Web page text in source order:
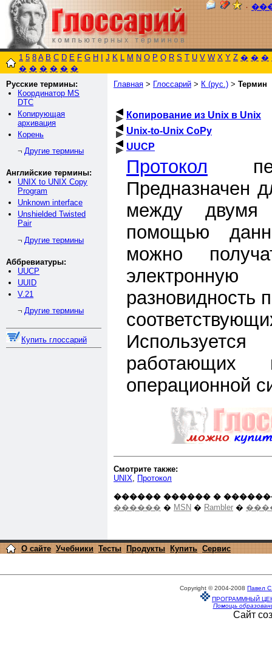
٠
1 5 8 A B C D E F G H J K L M N O P Q R S T U V W X Y Z � � �
� � � � � �
Русские термины:
Координатор MS
DTC
Копирующая
архивация
Корень
¬ Другие термины
Английские термины:
UNIX to UNIX Copy
Program
Unknown interface
Unshielded Twisted
Pair
¬ Другие термины
Аббревиатуры:
UUCP
UUID
V.21
¬ Другие термины
Купить глоссарий
Главная > Глоссарий > К (рус.) > Термин
Копирование из Unix в Unix
Unix-to-Unix CoPy
UUCP
Протокол
Предназначен
между двумя
помощью
можно
разновидность
работающих
операционной
Смотрите также:
UNIX
Протокол
������ ������ �
������ � MSN � Rambler �
О сайте Учебники Тесты Продукты Купить Сервис
Copyright © 2004-2008 Павел
ПРОГРАММНЫЙ
Помощь
Сайт